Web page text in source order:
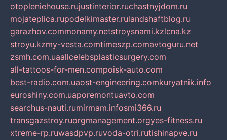
otopleniehouse.rujustinterior.ruchastnyjdom.ru
mojateplica.rupodelkimaster.rulandshaftblog.ru
garazhov.commonamy.netstroysnami.kzlcna.kz
stroyu.kzmy-vesta.comtimeszp.comavtoguru.net
zsmh.com.uaallcelebsplasticsurgery.com
all-tattoos-for-men.compoisk-auto.com
best-radio.com.uaost-engineering.comkuryatnik.info
euroshiny.com.uaporemontuavto.com
searchus-nauti.rumirmam.infosmi366.ru
transgazstroy.ruorgmanagement.orgyes-fitness.ru
xtreme-rp.ruwasdpvp.ruvoda-otri.rutishinapve.ru